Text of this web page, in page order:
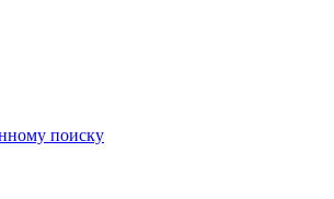
поиску